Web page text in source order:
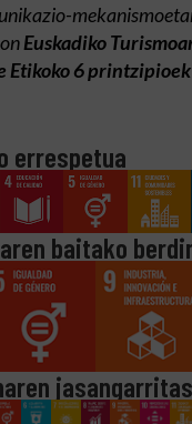
Euskadiko
Etikoko 6 printzipioek
errespetua
baitako